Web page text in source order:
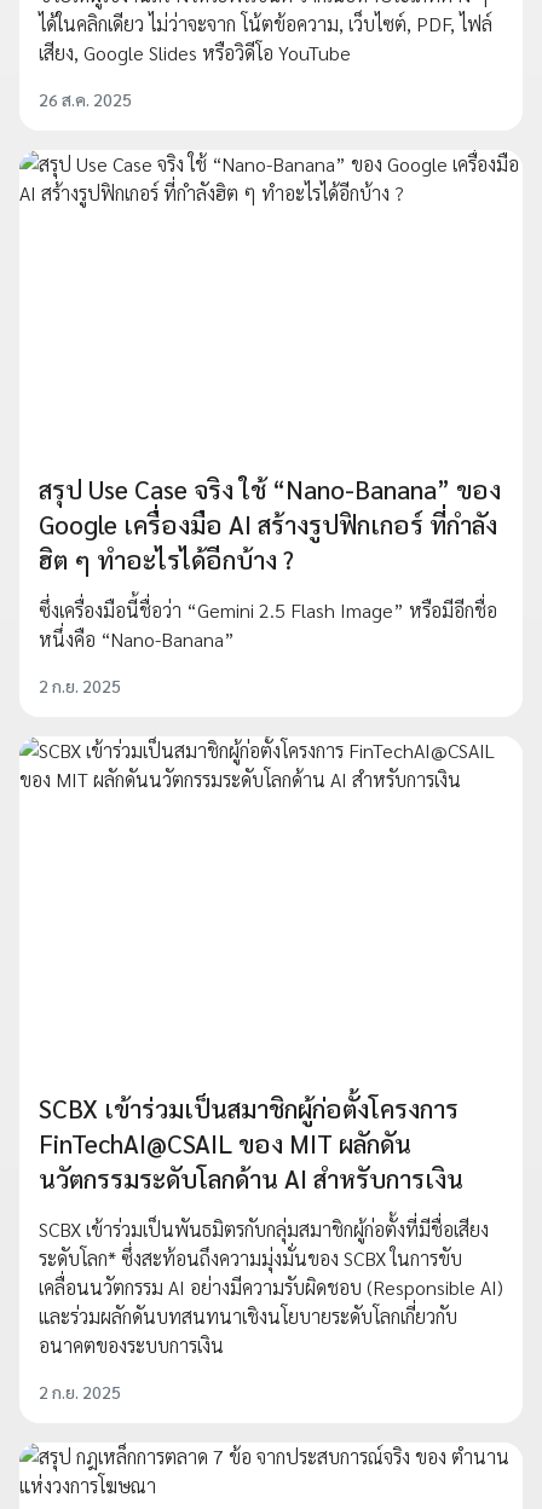
ได้ในคลิกเดียว ไม่ว่าจะจาก โน้ตข้อความ, เว็บไซต์, PDF, ไฟล์
เสียง, Google Slides หรือวิดีโอ YouTube
26 ส.ค. 2025
สรุป Use Case จริง ใช้ “Nano-Banana” ของ
Google เครื่องมือ AI สร้างรูปฟิกเกอร์ ที่กำลัง
ฮิต ๆ ทำอะไรได้อีกบ้าง ?
ซึ่งเครื่องมือนี้ชื่อว่า “Gemini 2.5 Flash Image” หรือมีอีกชื่อ
หนึ่งคือ “Nano-Banana”
2 ก.ย. 2025
SCBX เข้าร่วมเป็นสมาชิกผู้ก่อตั้งโครงการ
FinTechAI@CSAIL ของ MIT ผลักดัน
นวัตกรรมระดับโลกด้าน AI สำหรับการเงิน
SCBX เข้าร่วมเป็นพันธมิตรกับกลุ่มสมาชิกผู้ก่อตั้งที่มีชื่อเสียง
ระดับโลก* ซึ่งสะท้อนถึงความมุ่งมั่นของ SCBX ในการขับ
เคลื่อนนวัตกรรม AI อย่างมีความรับผิดชอบ (Responsible AI)
และร่วมผลักดันบทสนทนาเชิงนโยบายระดับโลกเกี่ยวกับ
อนาคตของระบบการเงิน
2 ก.ย. 2025